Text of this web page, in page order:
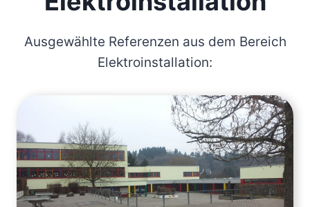
Ausgewählte Referenzen aus dem Bereich
Elektroinstallation: